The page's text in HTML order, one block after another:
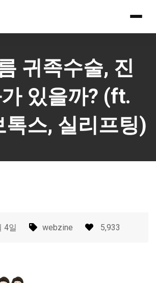
귀족수술, 진
있을까? (ft.
톡스, 실리프팅)
4일 webzine 5,933